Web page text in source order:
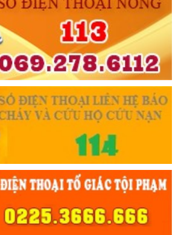
phải
TẬN TỤY
QUYẾT, KHÔN KHÉO
thư Chủ tịch Hồ Chí Minh
gửi Công an Khu XII,
11 tháng 3 năm 1948.